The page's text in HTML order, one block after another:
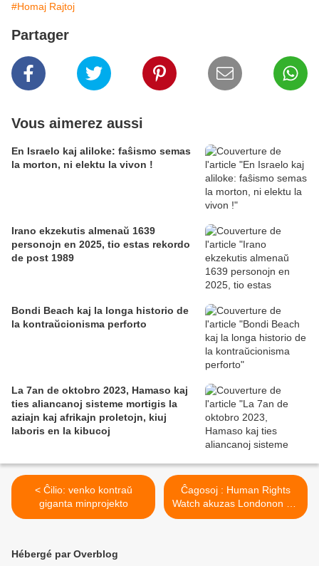
#Homaj Rajtoj
Partager
Vous aimerez aussi
En Israelo kaj aliloke: faŝismo semas
la morton, ni elektu la vivon !
Irano ekzekutis almenaŭ 1639
personojn en 2025, tio estas rekordo
de post 1989
Bondi Beach kaj la longa historio de
la kontraŭcionisma perforto
La 7an de oktobro 2023, Hamaso kaj
ties aliancanoj sisteme mortigis la
aziajn kaj afrikajn proletojn, kiuj
laboris en la kibucoj
< Ĉilio: venko kontraŭ
giganta minprojekto
Ĉagosoj : Human Rights
Watch akuzas Londonon kaj
Vaŝingtonon pri « krimoj
Hébergé par Overblog